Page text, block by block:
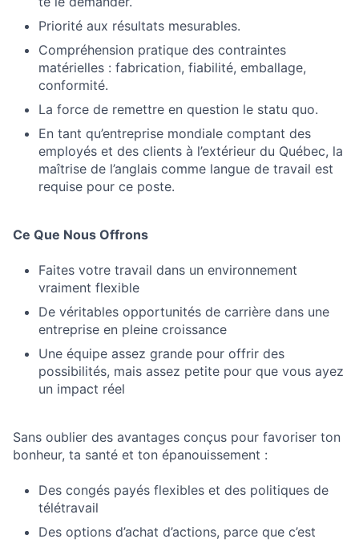
Priorité aux résultats mesurables.
Compréhension pratique des contraintes
matérielles : fabrication, fiabilité, emballage,
conformité.
La force de remettre en question le statu quo.
En tant qu’entreprise mondiale comptant des
employés et des clients à l’extérieur du Québec, la
maîtrise de l’anglais comme langue de travail est
requise pour ce poste.
Ce Que Nous Offrons
Faites votre travail dans un environnement
vraiment flexible
De véritables opportunités de carrière dans une
entreprise en pleine croissance
Une équipe assez grande pour offrir des
possibilités, mais assez petite pour que vous ayez
un impact réel
Sans oublier des avantages conçus pour favoriser ton
bonheur, ta santé et ton épanouissement :
Des congés payés flexibles et des politiques de
télétravail
Des options d’achat d’actions, parce que c’est